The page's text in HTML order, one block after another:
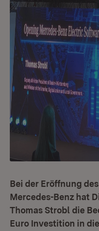
Bei der Eröffnung
Mercedes-Benz hat
Thomas Strobl die
Euro Investition in